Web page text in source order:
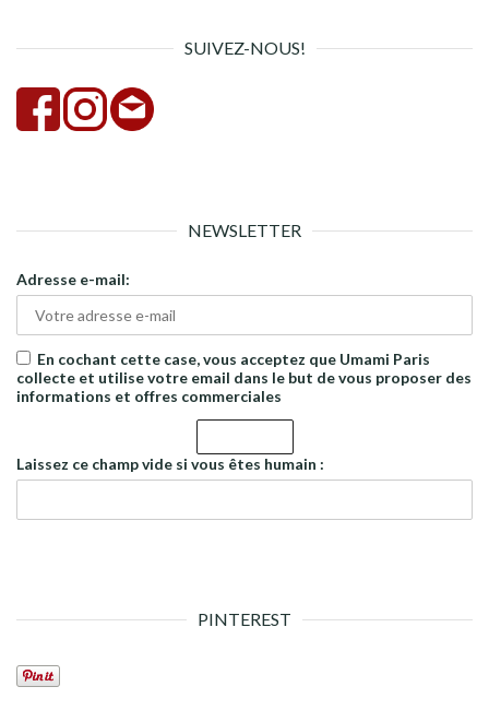
SUIVEZ-NOUS!
NEWSLETTER
Adresse e-mail:
En cochant cette case, vous acceptez que Umami Paris
collecte et utilise votre email dans le but de vous proposer des
informations et offres commerciales
Laissez ce champ vide si vous êtes humain :
PINTEREST